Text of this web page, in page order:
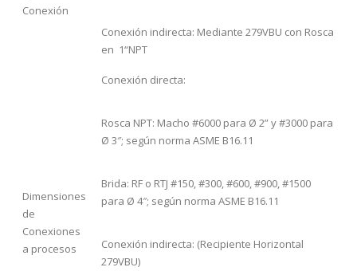
Conexión
Conexión indirecta: Mediante 279VBU con Rosca
en 1“NPT
Dimensiones
de
Conexiones
a procesos
Conexión directa:
Rosca NPT: Macho #6000 para Ø 2” y #3000 para
Ø 3″; según norma ASME B16.11
Brida: RF o RTJ #150, #300, #600, #900, #1500
para Ø 4″; según norma ASME B16.11
Conexión indirecta: (Recipiente Horizontal
279VBU)